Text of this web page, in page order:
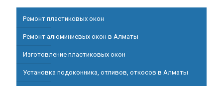
Ремонт пластиковых окон
Ремонт алюминиевых окон в Алматы
Изготовление пластиковых окон
Установка подоконника, отливов, откосов в Алматы